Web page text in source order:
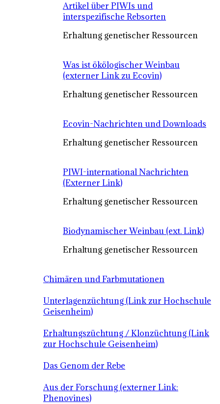
Artikel über PIWIs und
interspezifische Rebsorten
Erhaltung genetischer Ressourcen
Was ist ökölogischer Weinbau
(externer Link zu Ecovin)
Erhaltung genetischer Ressourcen
Ecovin-Nachrichten und Downloads
Erhaltung genetischer Ressourcen
PIWI-international Nachrichten
(Externer Link)
Erhaltung genetischer Ressourcen
Biodynamischer Weinbau (ext. Link)
Erhaltung genetischer Ressourcen
Chimären und Farbmutationen
Unterlagenzüchtung (Link zur Hochschule
Geisenheim)
Erhaltungszüchtung / Klonzüchtung (Link
zur Hochschule Geisenheim)
Das Genom der Rebe
Aus der Forschung (externer Link:
Phenovines)